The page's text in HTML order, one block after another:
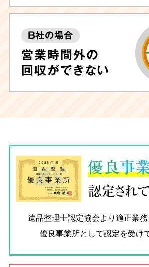
B社の場合
営業時間外の
回収ができない
優良事
認定され
遺品整理士認定協会より適正業
優良事業所として認定を受け